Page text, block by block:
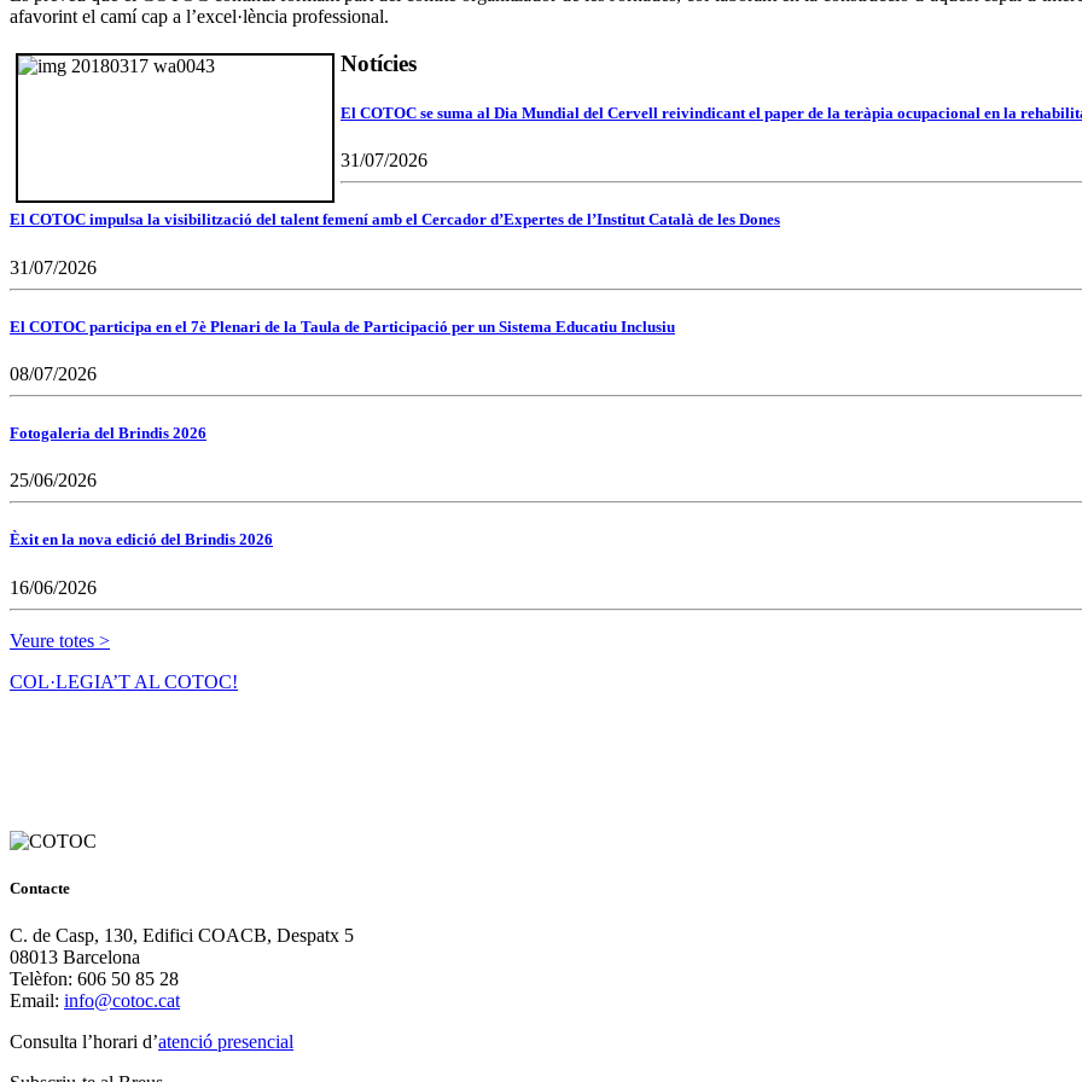
afavorint el camí cap a l’excel·lència professional.
Notícies
El COTOC se suma al Dia Mundial del Cervell reivindicant el paper de la teràpia ocupacional en la
31/07/2026
El COTOC impulsa la visibilització del talent femení amb el Cercador d’Expertes de l’Institut Català de les Dones
31/07/2026
El COTOC participa en el 7è Plenari de la Taula de Participació per un Sistema Educatiu Inclusiu
08/07/2026
Fotogaleria del Brindis 2026
25/06/2026
Èxit en la nova edició del Brindis 2026
16/06/2026
Veure totes >
COL·LEGIA’T AL COTOC!
Contacte
C. de Casp, 130, Edifici COACB, Despatx 5
08013 Barcelona
Telèfon: 606 50 85 28
Email: info@cotoc.cat
Consulta l’horari d’atenció presencial